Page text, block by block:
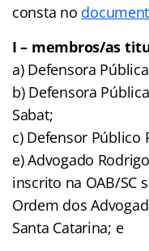
consta no
I – membros/as
a) Defensora
b) Defensora
Sabat;
c) Defensor Público
e) Advogado
inscrito na OAB/SC
Ordem dos
Santa Catarina; e